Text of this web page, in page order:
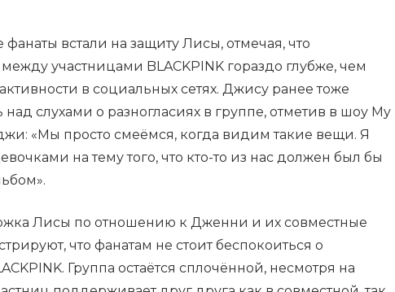
встали на защиту Лисы, отмечая, что
участницами BLACKPINK гораздо глубже, чем
в социальных сетях. Джису ранее тоже
слухами о разногласиях в группе, отметив в шоу My
«Мы просто смеёмся, когда видим такие вещи. Я
на тему того, что кто-то из нас должен был бы
Лисы по отношению к Дженни и их совместные
что фанатам не стоит беспокоиться о
Группа остаётся сплочённой, несмотря на